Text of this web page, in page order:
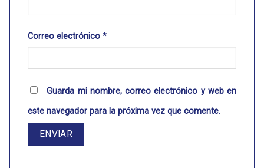
Correo electrónico *
Guarda mi nombre, correo electrónico y web en
este navegador para la próxima vez que comente.